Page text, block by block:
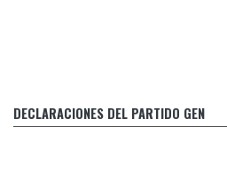
DECLARACIONES DEL PARTIDO GEN
CAMBIO